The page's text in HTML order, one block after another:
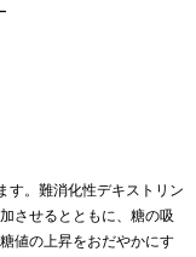
す。難消化性デキストリン
させるとともに、糖の吸
値の上昇をおだやかにす